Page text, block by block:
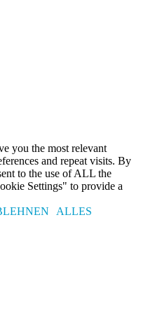
you the most relevant
and repeat visits. By
to the use of ALL the
Settings" to provide a
ALLES